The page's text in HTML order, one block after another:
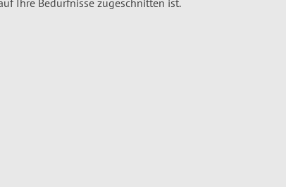
Ihre Bedürfnisse zugeschnitten ist.